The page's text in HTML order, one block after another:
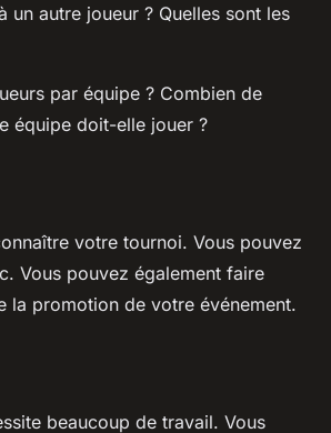
autre joueur ? Quelles sont les
par équipe ? Combien de
équipe doit-elle jouer ?
votre tournoi. Vous pouvez
Vous pouvez également faire
la promotion de votre événement.
beaucoup de travail. Vous